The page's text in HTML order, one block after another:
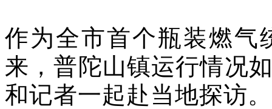
作为全市首个瓶装燃气
来，普陀山镇运行情况
和记者一起赴当地探访。